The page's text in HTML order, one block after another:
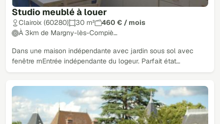
Studio meublé à louer
Clairoix (60280) 30 m²
460 € / mois
À 3km de Margny-lès-Compiè…
Dans une maison indépendante avec jardin sous sol avec
fenêtre rnEntrée indépendante du logeur. Parfait état…